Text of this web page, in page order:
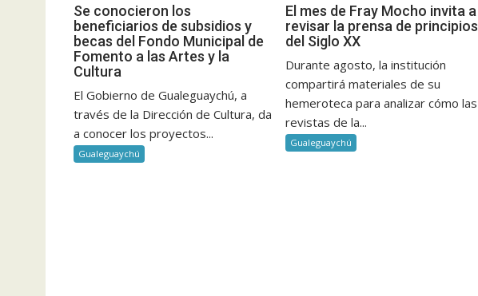
Se conocieron los
beneficiarios de subsidios y
becas del Fondo Municipal de
Fomento a las Artes y la
Cultura
El Gobierno de Gualeguaychú, a
través de la Dirección de Cultura, da
a conocer los proyectos...
Gualeguaychú
El mes de Fray Mocho invita a
revisar la prensa de principios
del Siglo XX
Durante agosto, la institución
compartirá materiales de su
hemeroteca para analizar cómo las
revistas de la...
Gualeguaychú